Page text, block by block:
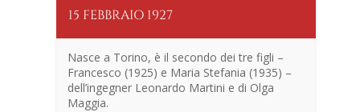
15 FEBBRAIO 1927
Nasce a Torino, è il secondo dei tre figli –
Francesco (1925) e Maria Stefania (1935) –
dell’ingegner Leonardo Martini e di Olga
Maggia.